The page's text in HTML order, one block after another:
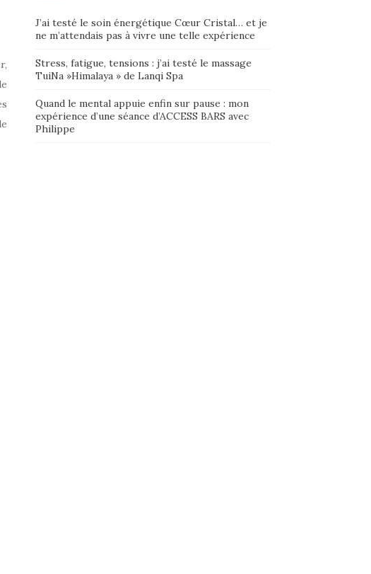
J’ai testé le soin énergétique Cœur Cristal… et je
ne m’attendais pas à vivre une telle expérience
Stress, fatigue, tensions : j’ai testé le massage
TuiNa »Himalaya » de Lanqi Spa
Quand le mental appuie enfin sur pause : mon
expérience d’une séance d’ACCESS BARS avec
Philippe